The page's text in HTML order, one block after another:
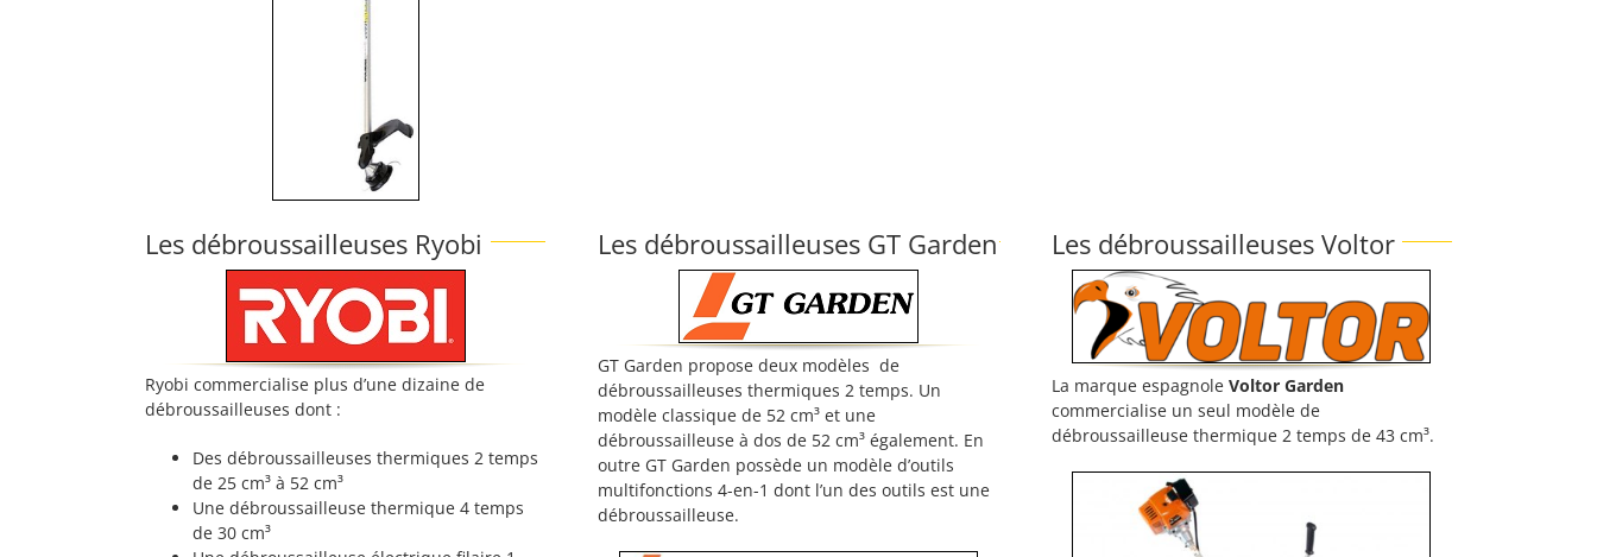
Les débroussailleuses Ryobi
Ryobi commercialise plus d’une dizaine de
débroussailleuses dont :
Des débroussailleuses thermiques 2 temps
de 25 cm³ à 52 cm³
Une débroussailleuse thermique 4 temps
de 30 cm³
Les débroussailleuses GT Garden
GT Garden propose deux modèles de
débroussailleuses thermiques 2 temps. Un
modèle classique de 52 cm³ et une
débroussailleuse à dos de 52 cm³ également. En
outre GT Garden possède un modèle d’outils
multifonctions 4-en-1 dont l’un des outils est une
débroussailleuse.
Les débroussailleuses Voltor
La marque espagnole Voltor Garden
commercialise un seul modèle de
débroussailleuse thermique 2 temps de 43 cm³.